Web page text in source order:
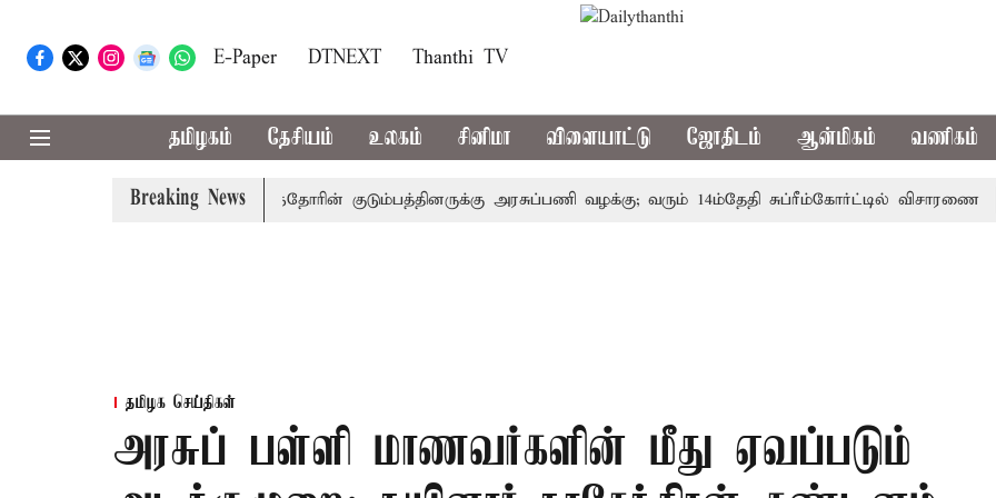
E-Paper DTNEXT Thanthi TV
தமிழகம் தேசியம் உலகம் சினிமா விளையாட்டு ஜோதிடம் ஆன்மிகம் வணிகம்
Breaking News
கரூர் கூட்டநெரிசல்: இறந்தோரின் குடும்பத்தினருக்கு அரசுப்பணி வழக்கு; வரும் 14ம்தேதி சுப்ரீம்கோர்ட்டில் விசாரணை
தமிழக செய்திகள்
அரசுப் பள்ளி மாணவர்களின் மீது ஏவப்படும்